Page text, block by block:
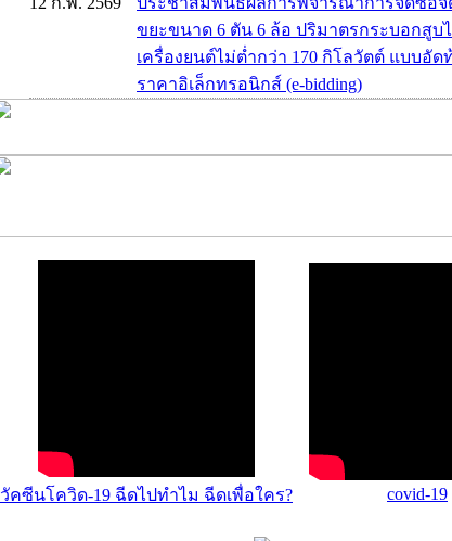
ขยะขนาด 6 ตัน 6 ล้อ ปริมาตรกระบอกสูบ
เครื่องยนต์ไม่ต่ำกว่า 170 กิโลวัตต์ แบบอั
ราคาอิเล็กทรอนิกส์ (e-bidding)
วัคซีนโควิด-19 ฉีดไปทำไม ฉีดเพื่อใคร? covid-19